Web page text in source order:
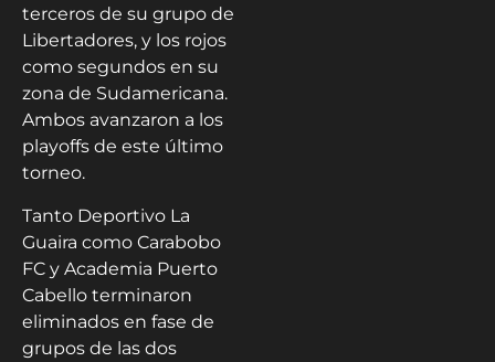
terceros de su grupo de
Libertadores, y los rojos
como segundos en su
zona de Sudamericana.
Ambos avanzaron a los
playoffs de este último
torneo.
Tanto Deportivo La
Guaira como Carabobo
FC y Academia Puerto
Cabello terminaron
eliminados en fase de
grupos de las dos